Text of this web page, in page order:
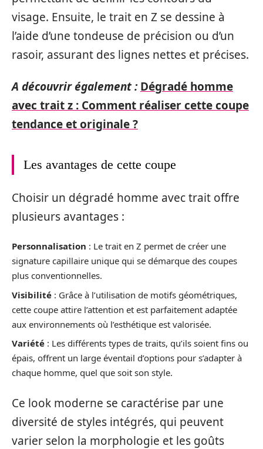
visage. Ensuite, le trait en Z se dessine à
l’aide d’une tondeuse de précision ou d’un
rasoir, assurant des lignes nettes et précises.
A découvrir également : Dégradé homme
avec trait z : Comment réaliser cette coupe
tendance et originale ?
Les avantages de cette coupe
Choisir un dégradé homme avec trait offre
plusieurs avantages :
Personnalisation : Le trait en Z permet de créer une
signature capillaire unique qui se démarque des coupes
plus conventionnelles.
Visibilité : Grâce à l’utilisation de motifs géométriques,
cette coupe attire l’attention et est parfaitement adaptée
aux environnements où l’esthétique est valorisée.
Variété : Les différents types de traits, qu’ils soient fins ou
épais, offrent un large éventail d’options pour s’adapter à
chaque homme, quel que soit son style.
Ce look moderne se caractérise par une
diversité de styles intégrés, qui peuvent
varier selon la morphologie et les goûts